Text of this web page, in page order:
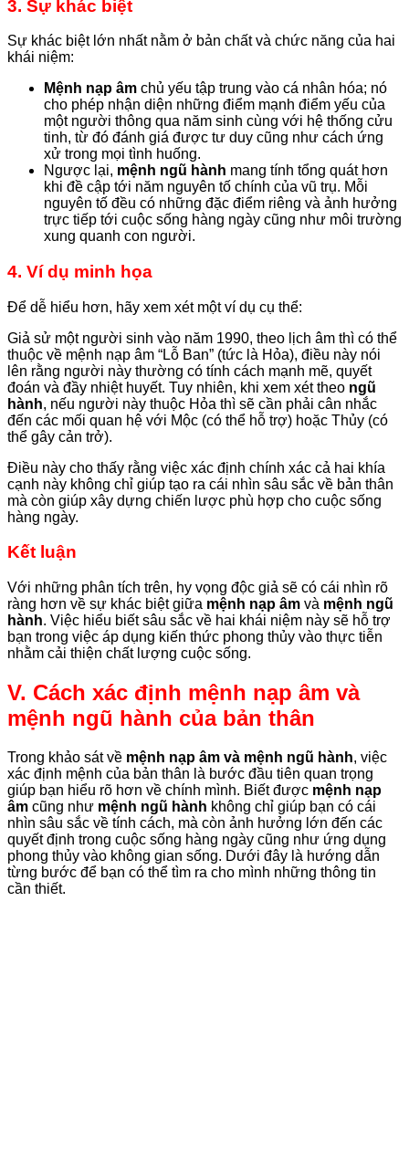
3. Sự khác biệt
Sự khác biệt lớn nhất nằm ở bản chất và chức năng của hai
khái niệm:
Mệnh nạp âm chủ yếu tập trung vào cá nhân hóa; nó
cho phép nhận diện những điểm mạnh điểm yếu của
một người thông qua năm sinh cùng với hệ thống cửu
tinh, từ đó đánh giá được tư duy cũng như cách ứng
xử trong mọi tình huống.
Ngược lại, mệnh ngũ hành mang tính tổng quát hơn
khi đề cập tới năm nguyên tố chính của vũ trụ. Mỗi
nguyên tố đều có những đặc điểm riêng và ảnh hưởng
trực tiếp tới cuộc sống hàng ngày cũng như môi trường
xung quanh con người.
4. Ví dụ minh họa
Để dễ hiểu hơn, hãy xem xét một ví dụ cụ thể:
Giả sử một người sinh vào năm 1990, theo lịch âm thì có thể
thuộc về mệnh nạp âm “Lỗ Ban” (tức là Hỏa), điều này nói
lên rằng người này thường có tính cách mạnh mẽ, quyết
đoán và đầy nhiệt huyết. Tuy nhiên, khi xem xét theo ngũ
hành, nếu người này thuộc Hỏa thì sẽ cần phải cân nhắc
đến các mối quan hệ với Mộc (có thể hỗ trợ) hoặc Thủy (có
thể gây cản trở).
Điều này cho thấy rằng việc xác định chính xác cả hai khía
cạnh này không chỉ giúp tạo ra cái nhìn sâu sắc về bản thân
mà còn giúp xây dựng chiến lược phù hợp cho cuộc sống
hàng ngày.
Kết luận
Với những phân tích trên, hy vọng độc giả sẽ có cái nhìn rõ
ràng hơn về sự khác biệt giữa mệnh nạp âm và mệnh ngũ
hành. Việc hiểu biết sâu sắc về hai khái niệm này sẽ hỗ trợ
bạn trong việc áp dụng kiến thức phong thủy vào thực tiễn
nhằm cải thiện chất lượng cuộc sống.
V. Cách xác định mệnh nạp âm và
mệnh ngũ hành của bản thân
Trong khảo sát về mệnh nạp âm và mệnh ngũ hành, việc
xác định mệnh của bản thân là bước đầu tiên quan trọng
giúp bạn hiểu rõ hơn về chính mình. Biết được mệnh nạp
âm cũng như mệnh ngũ hành không chỉ giúp bạn có cái
nhìn sâu sắc về tính cách, mà còn ảnh hưởng lớn đến các
quyết định trong cuộc sống hàng ngày cũng như ứng dụng
phong thủy vào không gian sống. Dưới đây là hướng dẫn
từng bước để bạn có thể tìm ra cho mình những thông tin
cần thiết.